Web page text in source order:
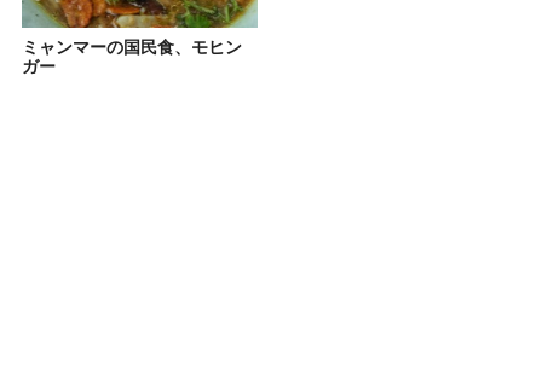
ミャンマーの国民食、モヒン
ガー